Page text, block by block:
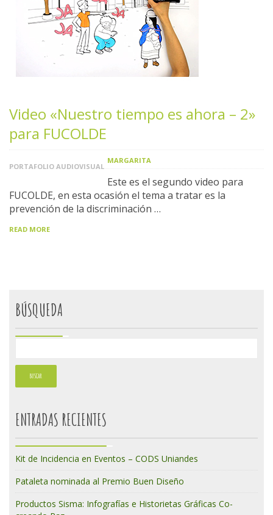
Video «Nuestro tiempo es ahora – 2»
para FUCOLDE
PORTAFOLIO AUDIOVISUAL
MARGARITA
Este es el segundo video para
FUCOLDE, en esta ocasión el tema a tratar es la
prevención de la discriminación …
READ MORE
BÚSQUEDA
ENTRADAS RECIENTES
Kit de Incidencia en Eventos – CODS Uniandes
Pataleta nominada al Premio Buen Diseño
Productos Sisma: Infografías e Historietas Gráficas Co-